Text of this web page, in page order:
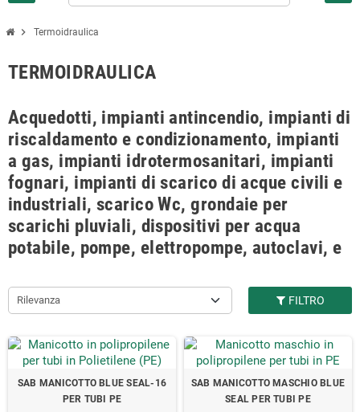
chevron_right Termoidraulica
TERMOIDRAULICA
Acquedotti, impianti antincendio, impianti di
riscaldamento e condizionamento, impianti
a gas, impianti idrotermosanitari, impianti
fognari, impianti di scarico di acque civili e
industriali, scarico Wc, grondaie per
scarichi pluviali, dispositivi per acqua
potabile, pompe, elettropompe, autoclavi, e
idraulico da realizzare e gli strumenti per
farlo, nel catalogo Centro Edile Srl potrai
trovare qualità e professionalità per tutti i
prodotti disponibili delle migliori marche del
settore, tra cui:Aquatechnik, Bonomini,
General Fittings, Georg Fischer, Global
Rilevanza FILTRO
SAB MANICOTTO BLUE SEAL-16
PER TUBI PE
SAB MANICOTTO MASCHIO BLUE
SEAL PER TUBI PE